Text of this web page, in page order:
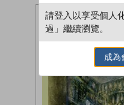
請登入以享受個人
過」繼續瀏覽。
成為